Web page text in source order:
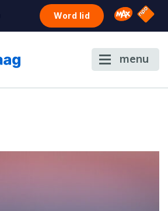
Word lid Omroep
NPO
menu